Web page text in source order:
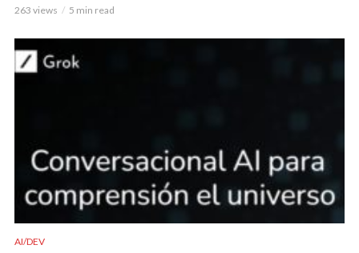
263 views 5 min read
AI/DEV